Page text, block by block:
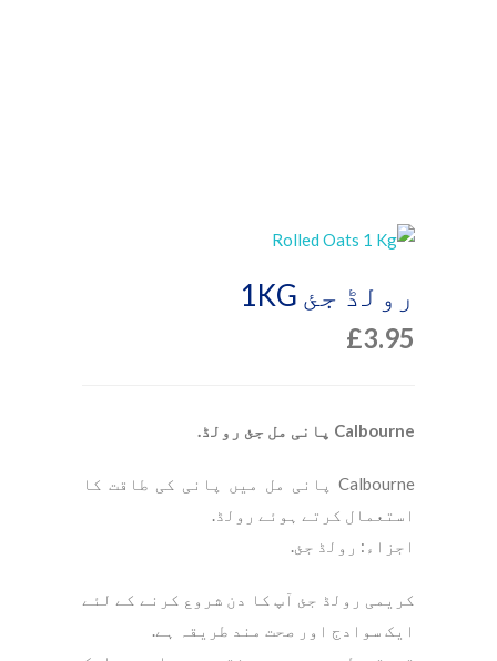
رولڈ جئ 1KG
£3.95
Calbourne پانی مل جئ رولڈ.
Calbourne پانی مل میں پانی کی طاقت کا
استعمال کرتے ہوئے رولڈ.
اجزاء: رولڈ جئ.
کریمی رولڈ جئ آپ کا دن شروع کرنے کے لئے
ایک سوادج اور صحت مند طریقہ ہے.